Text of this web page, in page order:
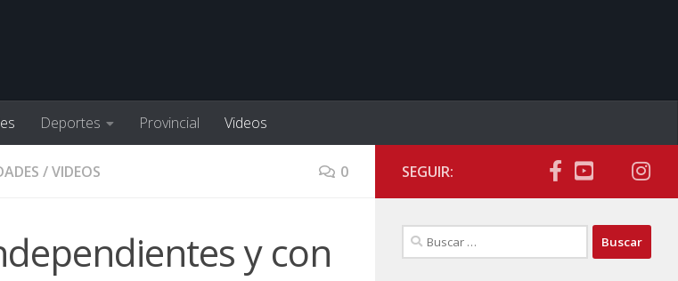
Deportes Provincial Videos
/VIDEOS 0
y con
SEGUIR:
Buscar: